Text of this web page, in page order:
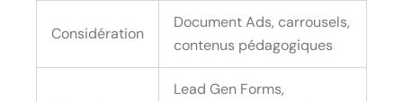
Considération
Document Ads, carrousels,
contenus pédagogiques
Lead Gen Forms,